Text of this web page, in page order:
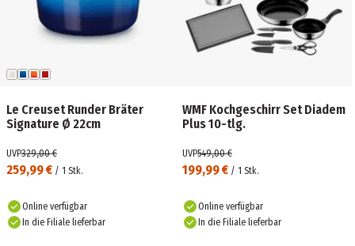
Le Creuset Runder Bräter
Signature Ø 22cm
259,99 € / 1 Stk.
UVP329,00 €
Online verfügbar
In die Filiale lieferbar
WMF Kochgeschirr Set Diadem
Plus 10-tlg.
199,99 € / 1 Stk.
UVP549,00 €
Online verfügbar
In die Filiale lieferbar